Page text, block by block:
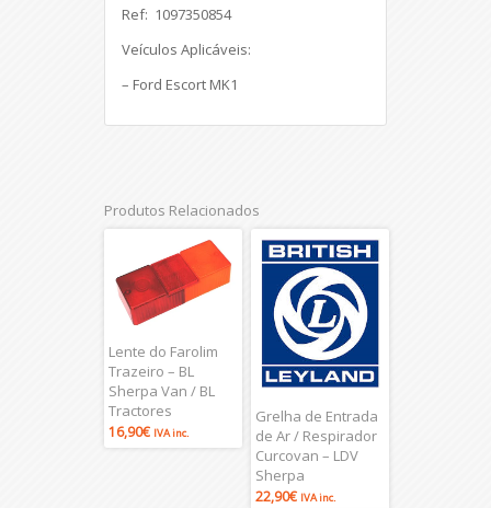
Ref: 1097350854
Veículos Aplicáveis:
– Ford Escort MK1
Produtos Relacionados
Lente do Farolim
Trazeiro – BL
Sherpa Van / BL
Tractores
16,90€ IVA inc.
Grelha de Entrada
de Ar / Respirador
Curcovan – LDV
Sherpa
22,90€ IVA inc.